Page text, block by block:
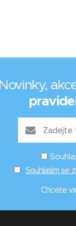
Souhlasím se
Chcete